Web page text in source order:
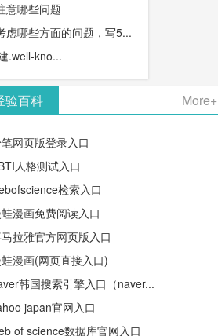
意哪些问题
虑哪些方面的问题，写5...
.well-kno...
验百科 More+
网页版登录入口
人格测试入口
检索入口
漫画免费阅读入口
拉雅官方网页版入口
漫画(网页直接入口)
韩国搜索引擎入口（naver...
japan官网入口
of science数据库官网入口